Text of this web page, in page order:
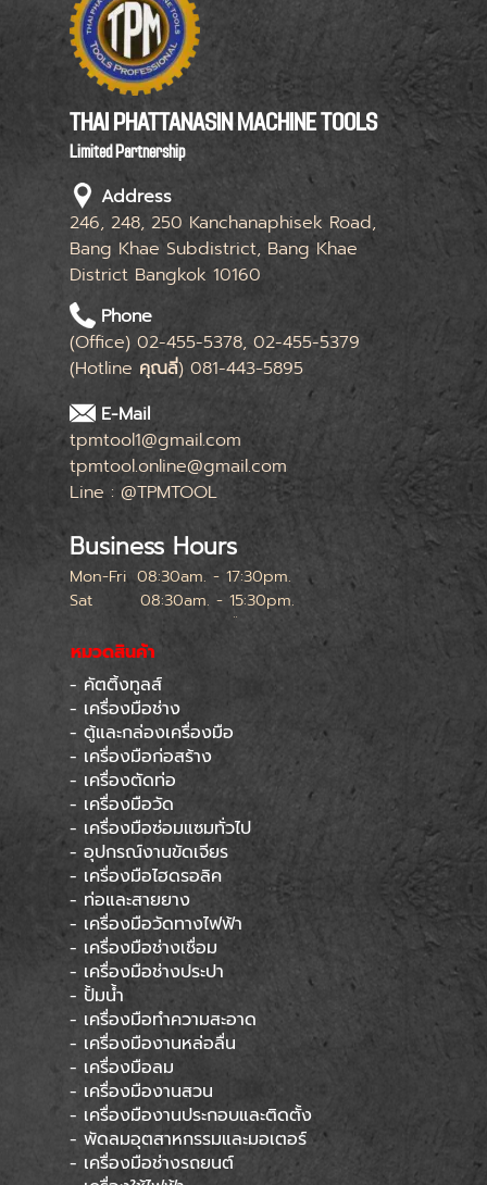
THAI PHATTANASIN MACHINE TOOLS
Limited Partnership
Address
246, 248, 250 Kanchanaphisek Road,
Bang Khae Subdistrict, Bang Khae
District Bangkok 10160
Phone
(Office) 02-455-5378, 02-455-5379
(Hotline คุณลี่) 081-443-5895
E-Mail
tpmtool1@gmail.com
tpmtool.online@gmail.com
Line : @TPMTOOL
Business Hours
Mon-Fri 08:30am. - 17:30pm.
Sat
08:30am. - 15:30pm.
หยุดทุกเสาร์สุดท้ายของเดือน
หมวดสินค้า
- คัตติ้งทูลส์
- เครื่องมือช่าง
- ตู้และกล่องเครื่องมือ
- เครื่องมือก่อสร้าง
- เครื่องตัดท่อ
- เครื่องมือวัด
- เครื่องมือซ่อมแซมทั่วไป
- อุปกรณ์งานขัดเจียร
- เครื่องมือไฮดรอลิค
- ท่อและสายยาง
- เครื่องมือวัดทางไฟฟ้า
- เครื่องมือช่างเชื่อม
- เครื่องมือช่างประปา
- ปั้มน้ำ
- เครื่องมือทำความสะอาด
- เครื่องมืองานหล่อลื่น
- เครื่องมือลม
- เครื่องมืองานสวน
- เครื่องมืองานประกอบและติดตั้ง
- พัดลมอุตสาหกรรมและมอเตอร์
- เครื่องมือช่างรถยนต์